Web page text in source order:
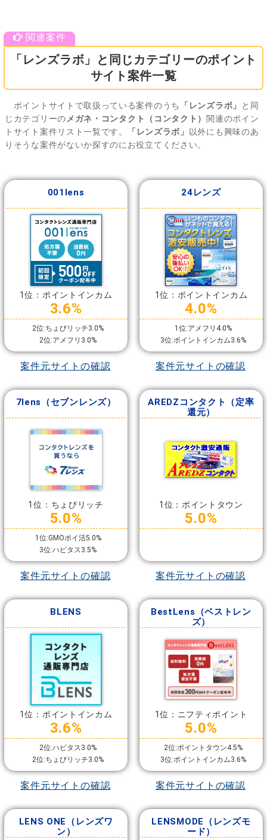
「レンズラボ」と同じカテゴリーのポイント
サイト案件一覧
ポイントサイトで取扱っている案件のうち 「レンズラボ」
と同
じカテゴリーの メガネ・コンタクト（コンタクト） 関連のポイン
トサイト案件リスト一覧です。
「レンズラボ」
以外にも興味のあ
りそうな案件がないか探すのにお役立てください。
001lens
1位：ポイントインカム
3.6%
2位:ちょびリッチ3.0%
2位:アメフリ3.0%
案件元サイトの確認
24レンズ
1位：ポイントインカム
4.0%
1位:アメフリ4.0%
3位:ポイントインカム3.6%
案件元サイトの確認
7lens（セブンレンズ）
1位：ちょびリッチ
5.0%
1位:GMOポイ活5.0%
3位:ハピタス3.5%
案件元サイトの確認
AREDZコンタクト（定率
還元）
1位：ポイントタウン
5.0%
案件元サイトの確認
BLENS
1位：ポイントインカム
3.6%
2位:ハピタス3.0%
2位:ちょびリッチ3.0%
案件元サイトの確認
BestLens（ベストレン
ズ）
1位：ニフティポイント
5.0%
2位:ポイントタウン4.5%
3位:ポイントインカム3.6%
案件元サイトの確認
LENS ONE（レンズワ
ン）
LENSMODE（レンズモ
ード）